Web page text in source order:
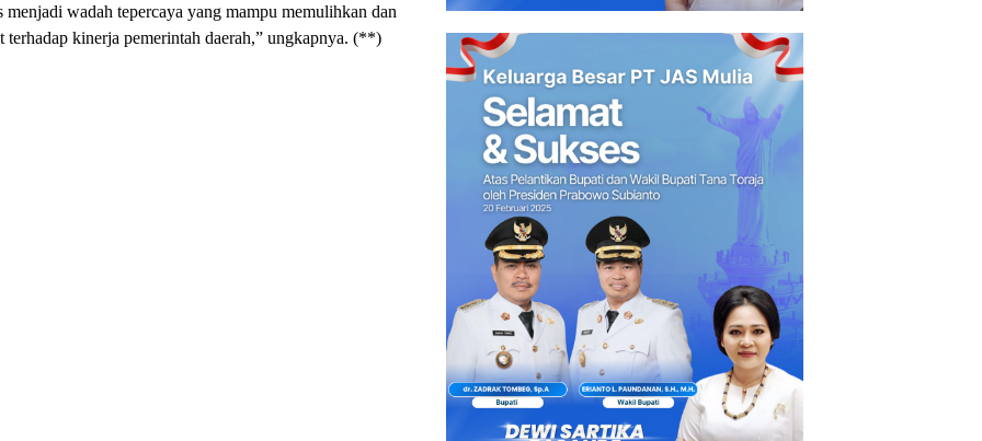
wadah tepercaya yang mampu memulihkan dan
terhadap kinerja pemerintah daerah,” ungkapnya. (**)